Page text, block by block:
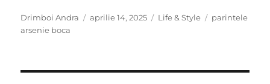
Author
Drimboi Andra
Posted
aprilie 14, 2025 Categories
Life & Style Tags
parintele
arsenie boca